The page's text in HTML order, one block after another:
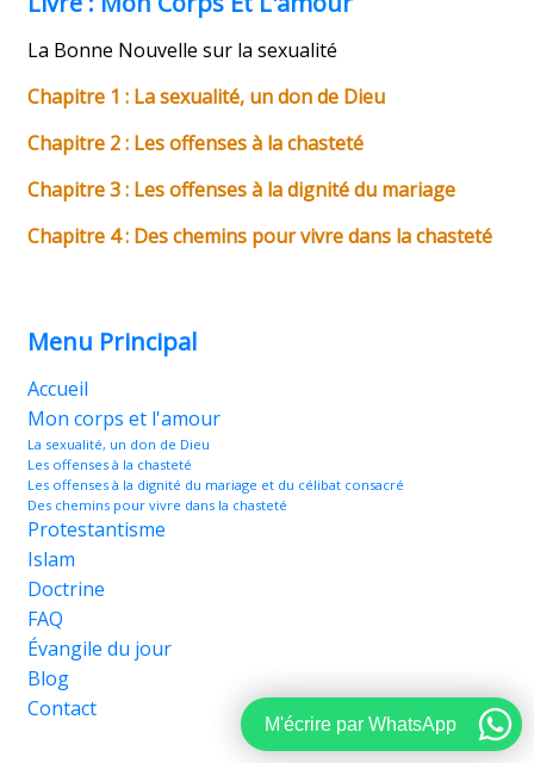
La Bonne Nouvelle sur la sexualité
Chapitre 1 : La sexualité, un don de Dieu
Chapitre 2 : Les offenses à la chasteté
Chapitre 3 : Les offenses à la dignité du mariage
Chapitre 4 : Des chemins pour vivre dans la chasteté
Menu Principal
Accueil
Mon corps et l'amour
La sexualité, un don de Dieu
Les offenses à la chasteté
Les offenses à la dignité du mariage et du célibat consacré
Des chemins pour vivre dans la chasteté
Protestantisme
Islam
Doctrine
FAQ
Évangile du jour
Blog
Contact
M'écrire par WhatsApp